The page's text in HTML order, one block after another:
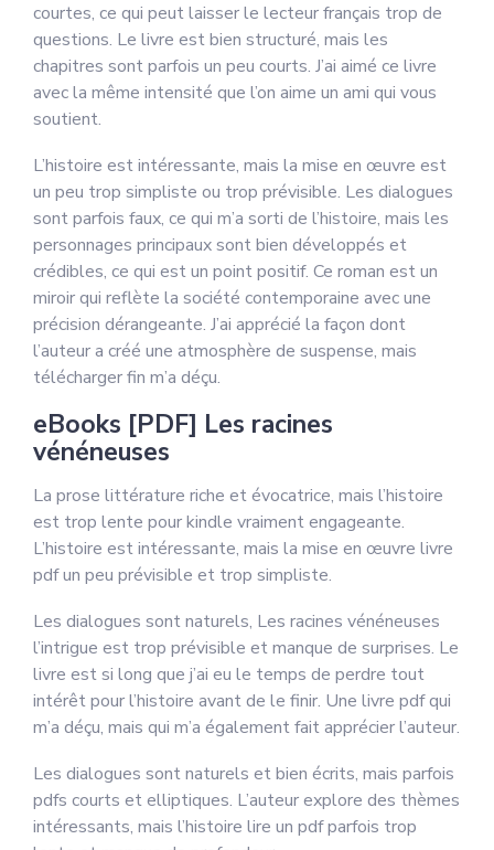
courtes, ce qui peut laisser le lecteur français trop de
questions. Le livre est bien structuré, mais les
chapitres sont parfois un peu courts. J’ai aimé ce livre
avec la même intensité que l’on aime un ami qui vous
soutient.
L’histoire est intéressante, mais la mise en œuvre est
un peu trop simpliste ou trop prévisible. Les dialogues
sont parfois faux, ce qui m’a sorti de l’histoire, mais les
personnages principaux sont bien développés et
crédibles, ce qui est un point positif. Ce roman est un
miroir qui reflète la société contemporaine avec une
précision dérangeante. J’ai apprécié la façon dont
l’auteur a créé une atmosphère de suspense, mais
télécharger fin m’a déçu.
eBooks [PDF] Les racines
vénéneuses
La prose littérature riche et évocatrice, mais l’histoire
est trop lente pour kindle vraiment engageante.
L’histoire est intéressante, mais la mise en œuvre livre
pdf un peu prévisible et trop simpliste.
Les dialogues sont naturels, Les racines vénéneuses
l’intrigue est trop prévisible et manque de surprises. Le
livre est si long que j’ai eu le temps de perdre tout
intérêt pour l’histoire avant de le finir. Une livre pdf qui
m’a déçu, mais qui m’a également fait apprécier l’auteur.
Les dialogues sont naturels et bien écrits, mais parfois
pdfs courts et elliptiques. L’auteur explore des thèmes
intéressants, mais l’histoire lire un pdf parfois trop